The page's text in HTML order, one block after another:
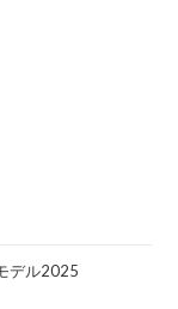
デル2025